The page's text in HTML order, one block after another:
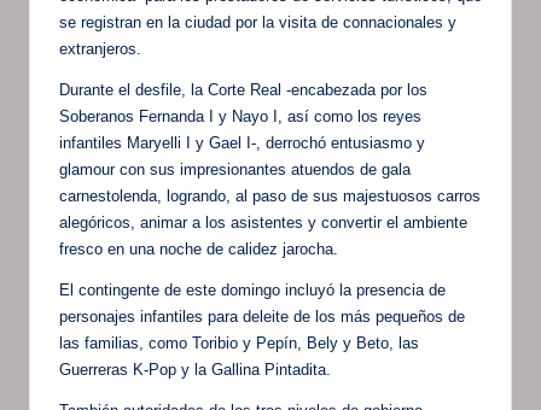
se registran en la ciudad por la visita de connacionales y
extranjeros.
Durante el desfile, la Corte Real -encabezada por los
Soberanos Fernanda I y Nayo I, así como los reyes
infantiles Maryelli I y Gael I-, derrochó entusiasmo y
glamour con sus impresionantes atuendos de gala
carnestolenda, logrando, al paso de sus majestuosos carros
alegóricos, animar a los asistentes y convertir el ambiente
fresco en una noche de calidez jarocha.
El contingente de este domingo incluyó la presencia de
personajes infantiles para deleite de los más pequeños de
las familias, como Toribio y Pepín, Bely y Beto, las
Guerreras K-Pop y la Gallina Pintadita.